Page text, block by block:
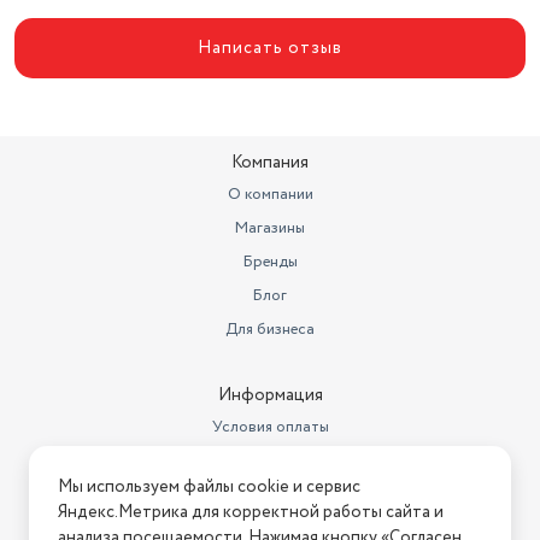
Длина
160 мм
Количество режимов работы
3
Написать отзыв
Компания
О компании
Магазины
Бренды
Блог
Для бизнеса
Информация
Условия оплаты
Условия возврата
Нашли ошибку на сайте? Напишите нам
Мы используем файлы cookie и сервис
Яндекс.Метрика для корректной работы сайта и